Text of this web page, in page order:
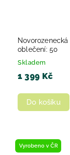
oblečení: 50
Skladem
1 399 Kč
Do košíku
Vyrobeno v ČR